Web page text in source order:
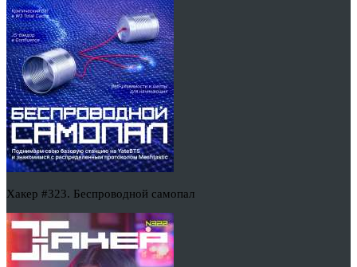
Хакер #323. Беспроводной самопал